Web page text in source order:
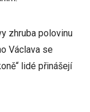
zhruba polovinu
Václava se
lidé přinášejí